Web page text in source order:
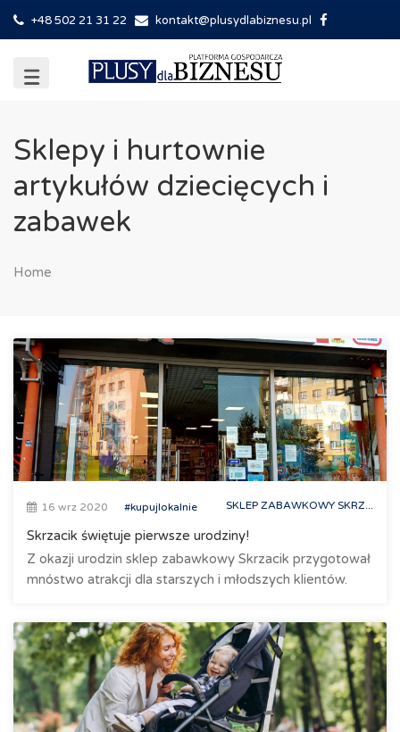
+48 502 21 31 22 kontakt@plusydlabiznesu.pl
Sklepy i hurtownie
artykułów dziecięcych i
zabawek
Home
16 wrz 2020 #kupujlokalnie SKLEP ZABAWKOWY SKRZ...
Skrzacik świętuje pierwsze urodziny!
Z okazji urodzin sklep zabawkowy Skrzacik przygotował
mnóstwo atrakcji dla starszych i młodszych klientów.